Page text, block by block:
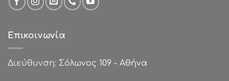
Επικοινωνία
Διεύθυνση: Σόλωνος 109 - Αθήνα